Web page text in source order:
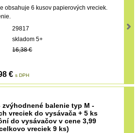
obsahuje 6 kusov papierových vreciek.
29817
skladom 5+
16,38 €
€ s DPH
zvýhodnené balenie typ M -
vreciek do vysávača + 5 ks
do vysávačov v cene 3,99
vreciek 9 ks)